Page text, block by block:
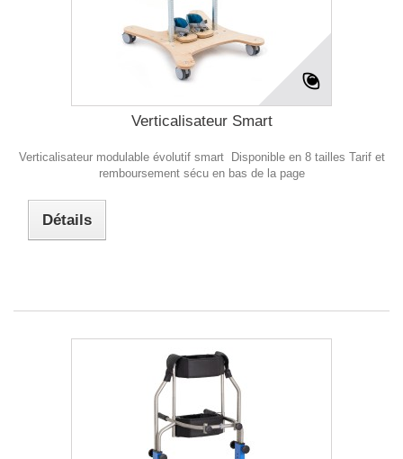
Verticalisateur Smart
Verticalisateur modulable évolutif smart Disponible en 8 tailles Tarif et
remboursement sécu en bas de la page
Détails